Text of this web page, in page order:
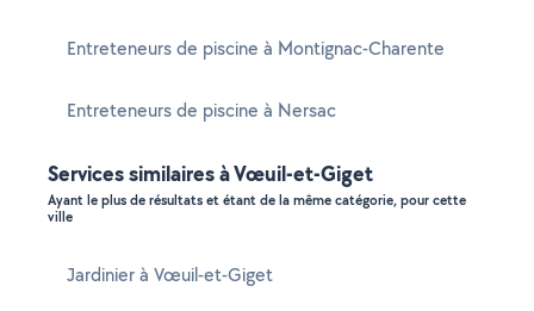
Entreteneurs de piscine à Montignac-Charente
Entreteneurs de piscine à Nersac
Services similaires à Vœuil-et-Giget
Ayant le plus de résultats et étant de la même catégorie, pour cette
ville
Jardinier à Vœuil-et-Giget